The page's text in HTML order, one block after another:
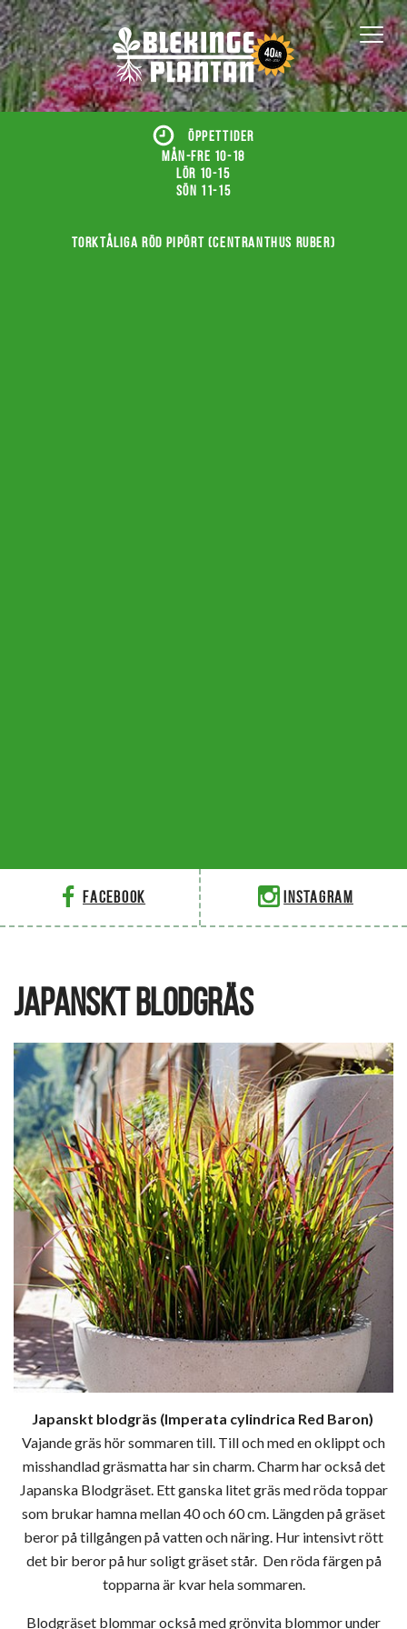
ÖPPETTIDER
Mån-fre 10-18
Lör 10-15
Sön 11-15
Torktåliga röd pipört (Centranthus ruber)
Facebook Instagram
JAPANSKT BLODGRÄS
Japanskt blodgräs (Imperata cylindrica Red Baron)
Vajande gräs hör sommaren till. Till och med en oklippt och
misshandlad gräsmatta har sin charm. Charm har också det
Japanska Blodgräset. Ett ganska litet gräs med röda toppar
som brukar hamna mellan 40 och 60 cm. Längden på gräset
beror på tillgången på vatten och näring. Hur intensivt rött
det bir beror på hur soligt gräset står. Den röda färgen på
topparna är kvar hela sommaren.
Blodgräset blommar också med grönvita blommor under